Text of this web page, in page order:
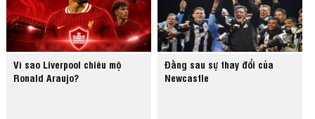
Vì sao Liverpool chiêu mộ
Ronald Araujo?
Đằng sau sự thay đổi của
Newcastle